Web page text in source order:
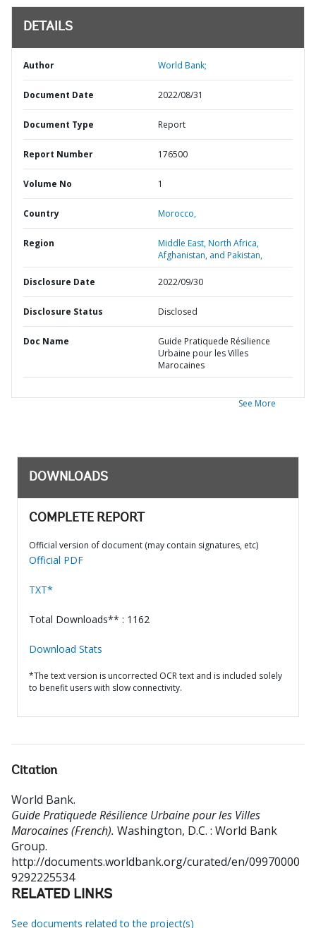
DETAILS
Author World Bank;
Document Date 2022/08/31
Document Type Report
Report Number 176500
Volume No 1
Country Morocco,
Region
Middle East, North Africa,
Afghanistan, and Pakistan,
Disclosure Date 2022/09/30
Disclosure Status Disclosed
Doc Name
Guide Pratiquede Résilience
Urbaine pour les Villes
Marocaines
See More
DOWNLOADS
COMPLETE REPORT
Official version of document (may contain signatures, etc)
Official PDF
TXT*
Total Downloads** : 1162
Download Stats
*The text version is uncorrected OCR text and is included solely
to benefit users with slow connectivity.
Citation
World Bank.
Guide Pratiquede Résilience Urbaine pour les Villes
Marocaines (French). Washington, D.C. : World Bank
Group.
http://documents.worldbank.org/curated/en/09970000
9292225534
RELATED LINKS
See documents related to the project(s)